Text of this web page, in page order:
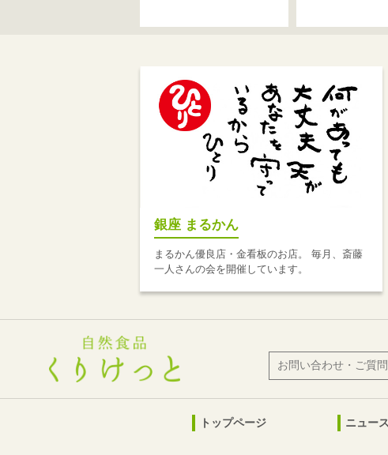
銀座 まるかん
まるかん優良店・金看板のお店。 毎月、斎藤
一人さんの会を開催しています。
お問い合わせ・ご質
トップページ ニュース